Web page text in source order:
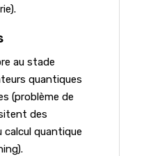
au stade
quantiques
(problème de
des
quantique